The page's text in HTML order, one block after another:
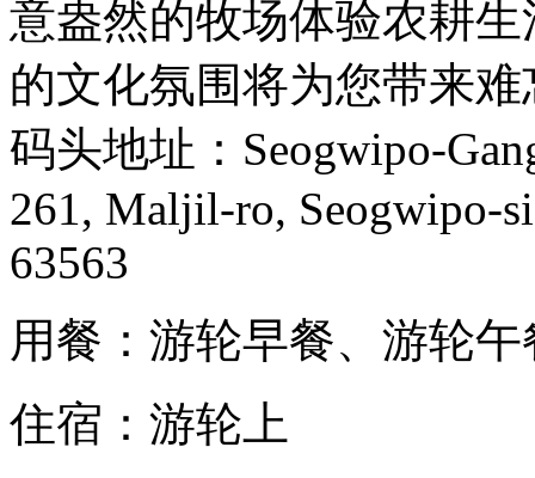
意盎然的牧场体验农耕
的文化氛围将为您带来
码头地址：Seogwipo-
261, Maljil-ro, Seogwipo-
63563
用餐：游轮早餐、游轮
住宿：游轮上